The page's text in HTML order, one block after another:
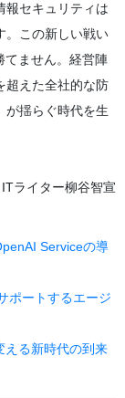
報セキュリティは
。この新しい戦い
てません。経営陣
超えた全社的な防
が揺らぐ時代を生
ライター柳谷智宣
Serviceの導
ポートするエージ
る新時代の到来